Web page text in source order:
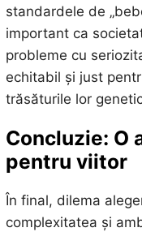
standardele de
important ca
probleme cu
echitabil și just
trăsăturile lor
Concluzie: O
pentru viitor
În final, dilema
complexitatea și